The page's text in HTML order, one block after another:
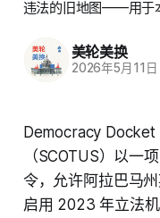
违法的旧地图——用于
美轮美换
2026年5月11日
Democracy Docket
（SCOTUS）以一
令，允许阿拉巴马
启用 2023 年立法